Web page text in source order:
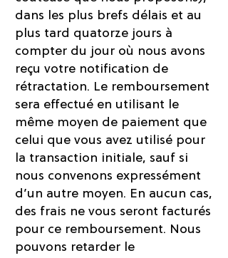
dans les plus brefs délais et au
plus tard quatorze jours à
compter du jour où nous avons
reçu votre notification de
rétractation. Le remboursement
sera effectué en utilisant le
même moyen de paiement que
celui que vous avez utilisé pour
la transaction initiale, sauf si
nous convenons expressément
d’un autre moyen. En aucun cas,
des frais ne vous seront facturés
pour ce remboursement. Nous
pouvons retarder le